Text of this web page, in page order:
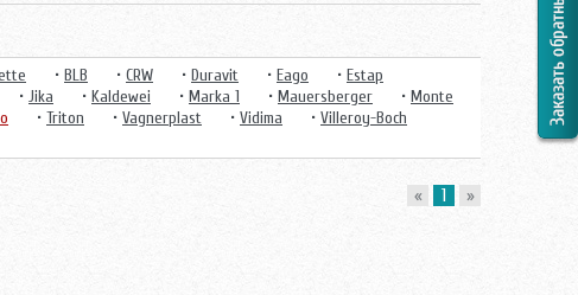
• BLB • CRW • Duravit • Eago • Estap
• Jika • Kaldewei • Marka 1 • Mauersberger • Monte
• Triton • Vagnerplast • Vidima • Villeroy-Boch
« 1 »